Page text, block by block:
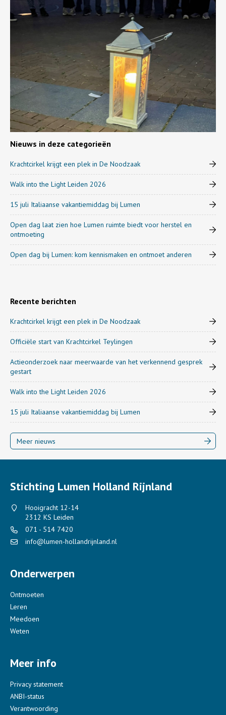
Nieuws in deze categorieën
Krachtcirkel krijgt een plek in De Noodzaak
Walk into the Light Leiden 2026
15 juli Italiaanse vakantiemiddag bij Lumen
Open dag laat zien hoe Lumen ruimte biedt voor herstel en
ontmoeting
Open dag bij Lumen: kom kennismaken en ontmoet anderen
Recente berichten
Krachtcirkel krijgt een plek in De Noodzaak
Officiële start van Krachtcirkel Teylingen
Actieonderzoek naar meerwaarde van het verkennend gesprek
gestart
Walk into the Light Leiden 2026
15 juli Italiaanse vakantiemiddag bij Lumen
Meer nieuws
Stichting Lumen Holland Rijnland
Hooigracht 12-14
2312 KS Leiden
071 - 514 7420
info@lumen-hollandrijnland.nl
Onderwerpen
Ontmoeten
Leren
Meedoen
Weten
Meer info
Privacy statement
ANBI-status
Verantwoording